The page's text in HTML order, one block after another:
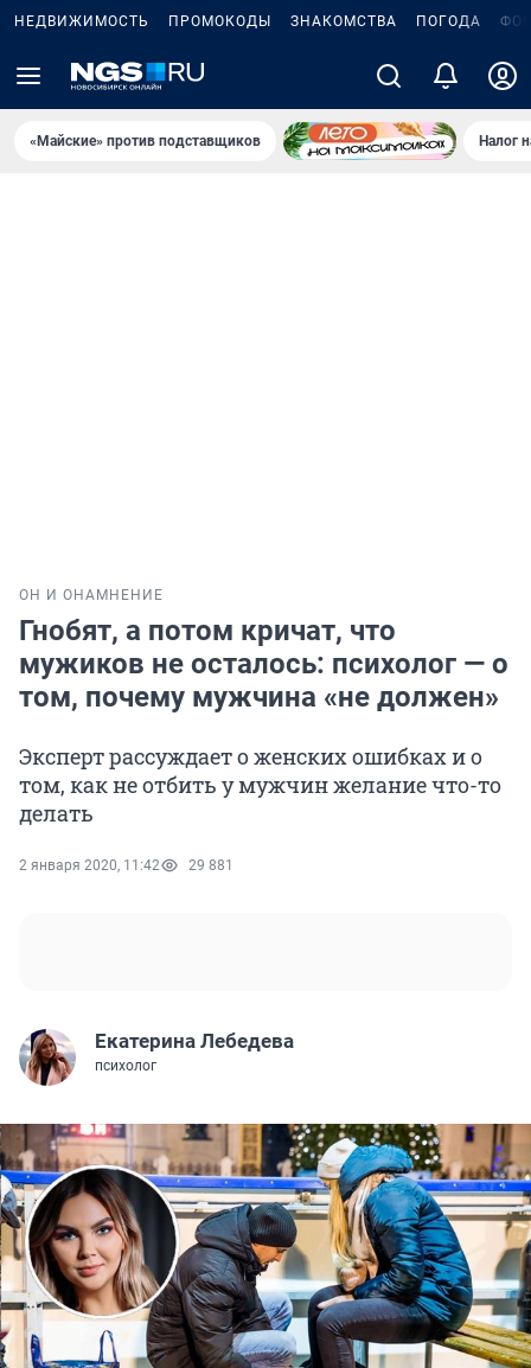
НЕДВИЖИМОСТЬ ПРОМОКОДЫ ЗНАКОМСТВА ПОГОДА
«Майские» против подставщиков Налог
ОН И ОНА МНЕНИЕ
Гнобят, а потом кричат, что
мужиков не осталось: психолог — о
том, почему мужчина «не должен»
Эксперт рассуждает о женских ошибках и о
том, как не отбить у мужчин желание что-то
делать
2 января 2020, 11:42 29 881
Екатерина Лебедева
психолог